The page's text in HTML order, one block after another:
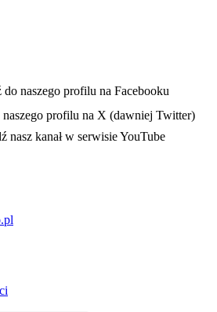
się w nowej karcie
do naszego profilu na Facebooku
karcie
naszego profilu na X (dawniej Twitter)
się w nowej karcie
nasz kanał w serwisie YouTube